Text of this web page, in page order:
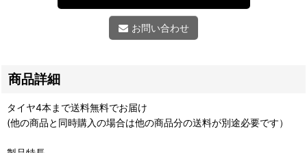
お問い合わせ
商品詳細
タイヤ4本まで送料無料でお届け
(他の商品と同時購入の場合は他の商品分の送料が別途必要です）